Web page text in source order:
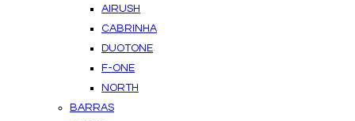
AIRUSH
CABRINHA
DUOTONE
F-ONE
NORTH
BARRAS